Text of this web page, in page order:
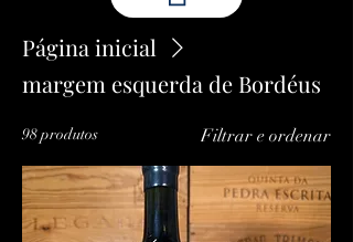
Página inicial
margem esquerda de Bordéus
98 produtos Filtrar e ordenar